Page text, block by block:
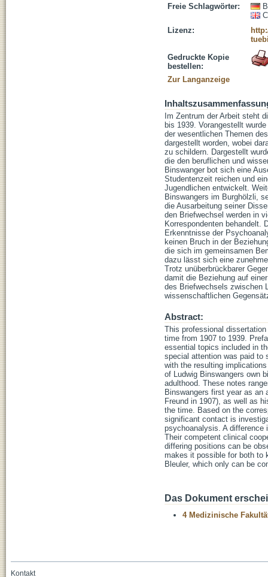
Freie Schlagwörter:
Lizenz:
Gedruckte Kopie
bestellen:
Zur Langanzeige
Im Zentrum der Arbeit steht
bis 1939. Vorangestellt
der wesentlichen Themen
dargestellt worden, wobei
zu schildern. Dargestellt
die den beruflichen und
Binswanger bot sich eine
Studentenzeit reichen und
Jugendlichen entwickelt.
Binswangers im Burghölzli,
die Ausarbeitung seiner
den Briefwechsel werden in
Korrespondenten behandelt.
Erkenntnisse der
keinen Bruch in der
die sich im gemeinsamen
dazu lässt sich eine
Trotz unüberbrückbarer
damit die Beziehung auf
des Briefwechsels zwischen
wissenschaftlichen
Abstract:
This professional
time from 1907 to 1939.
essential topics included in
special attention was paid to
with the resulting
of Ludwig Binswangers own
adulthood. These notes
Binswangers first year as
Freund in 1907), as well as
the time. Based on the
significant contact is
psychoanalysis. A
Their competent clinical
differing positions can be
makes it possible for both to
Bleuler, which only can be
Das Dokument
4 Medizinische
Kontakt